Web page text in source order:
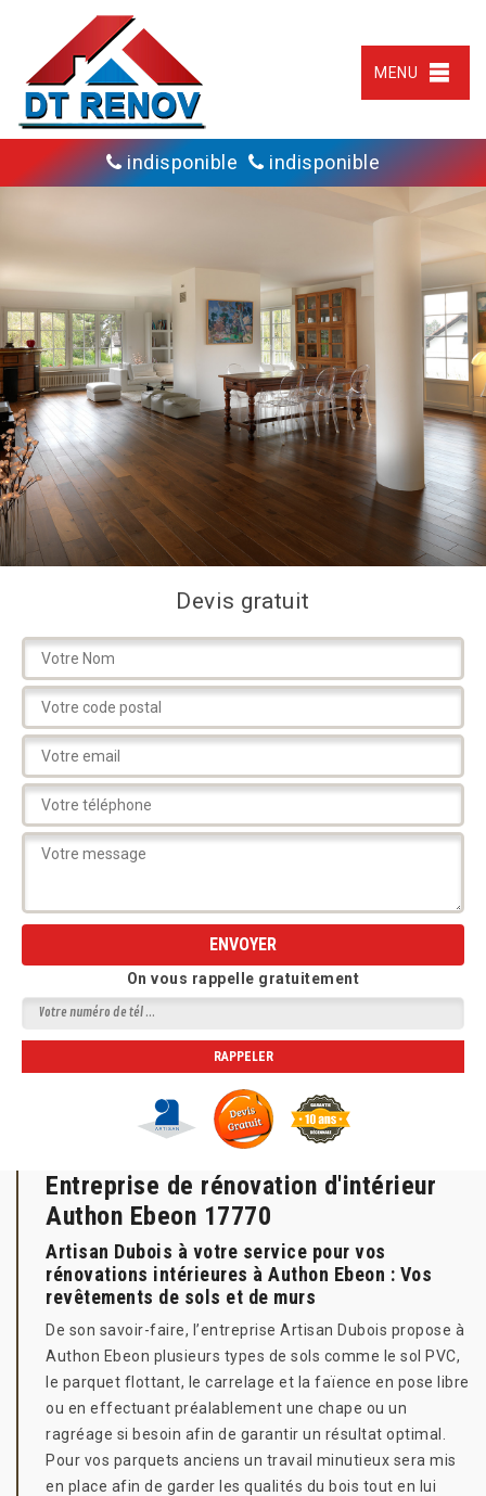
MENU
indisponible indisponible
Devis gratuit
On vous rappelle gratuitement
Entreprise de rénovation d'intérieur
Authon Ebeon 17770
Artisan Dubois à votre service pour vos
rénovations intérieures à Authon Ebeon : Vos
revêtements de sols et de murs
De son savoir-faire, l’entreprise Artisan Dubois propose à
Authon Ebeon plusieurs types de sols comme le sol PVC,
le parquet flottant, le carrelage et la faïence en pose libre
ou en effectuant préalablement une chape ou un
ragréage si besoin afin de garantir un résultat optimal.
Pour vos parquets anciens un travail minutieux sera mis
en place afin de garder les qualités du bois tout en lui